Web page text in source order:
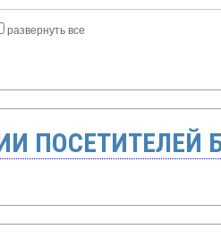
развернуть все
ПОСЕТИТЕЛЕЙ